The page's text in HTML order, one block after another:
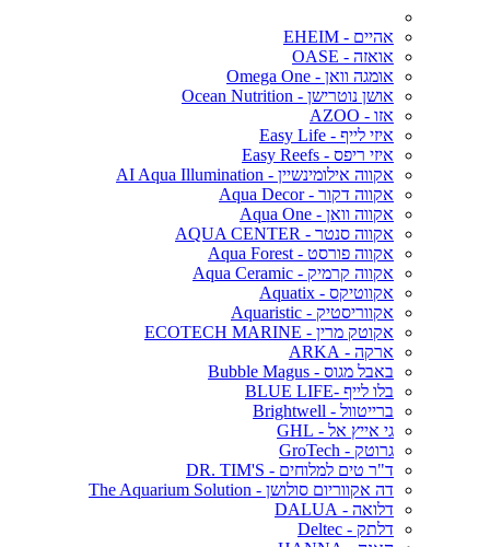
אהיים - EHEIM
אואזה - OASE
אומגה וואן - Omega One
אושן נוטרישן - Ocean Nutrition
אזו - AZOO
איזי לייף - Easy Life
איזי ריפס - Easy Reefs
אקווה אילומינשיין - AI Aqua Illumination
אקווה דקור - Aqua Decor
אקווה וואן - Aqua One
אקווה סנטר - AQUA CENTER
אקווה פורסט - Aqua Forest
אקווה קרמיק - Aqua Ceramic
אקווטיקס - Aquatix
אקווריסטיק - Aquaristic
אקוטק מרין - ECOTECH MARINE
ארקה - ARKA
באבל מגוס - Bubble Magus
בלו לייף -BLUE LIFE
ברייטוול - Brightwell
גי אייץ אל - GHL
גרוטק - GroTech
ד"ר טים למלוחים - DR. TIM'S
דה אקווריום סולושן - The Aquarium Solution
דלואה - DALUA
דלתק - Deltec